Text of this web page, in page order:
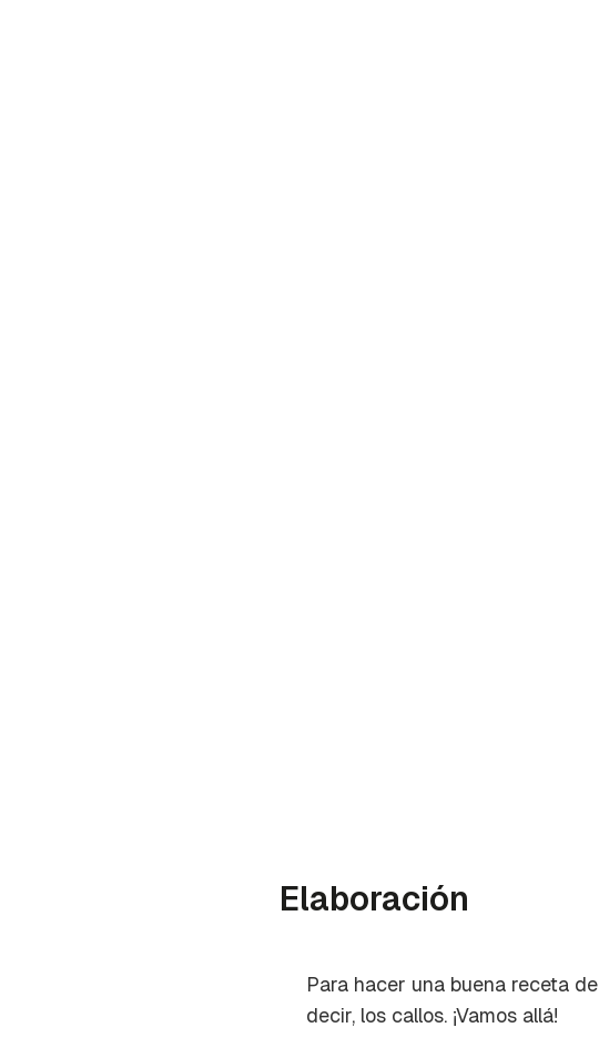
Elaboración
Para hacer una buena receta de
decir, los callos. ¡Vamos allá!